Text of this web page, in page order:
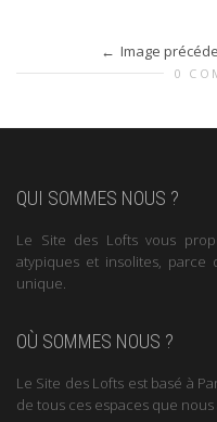
Image
0
QUI SOMMES NOUS ?
Le Site des Lofts vous
atypiques et insolites, parce
unique.
OÙ SOMMES NOUS ?
Le Site des Lofts est basé à
de tous ces espaces que